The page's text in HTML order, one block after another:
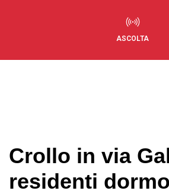
ASCOLTA
Crollo in via
residenti